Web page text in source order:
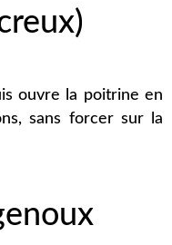
ouvre la poitrine en
sans forcer sur la